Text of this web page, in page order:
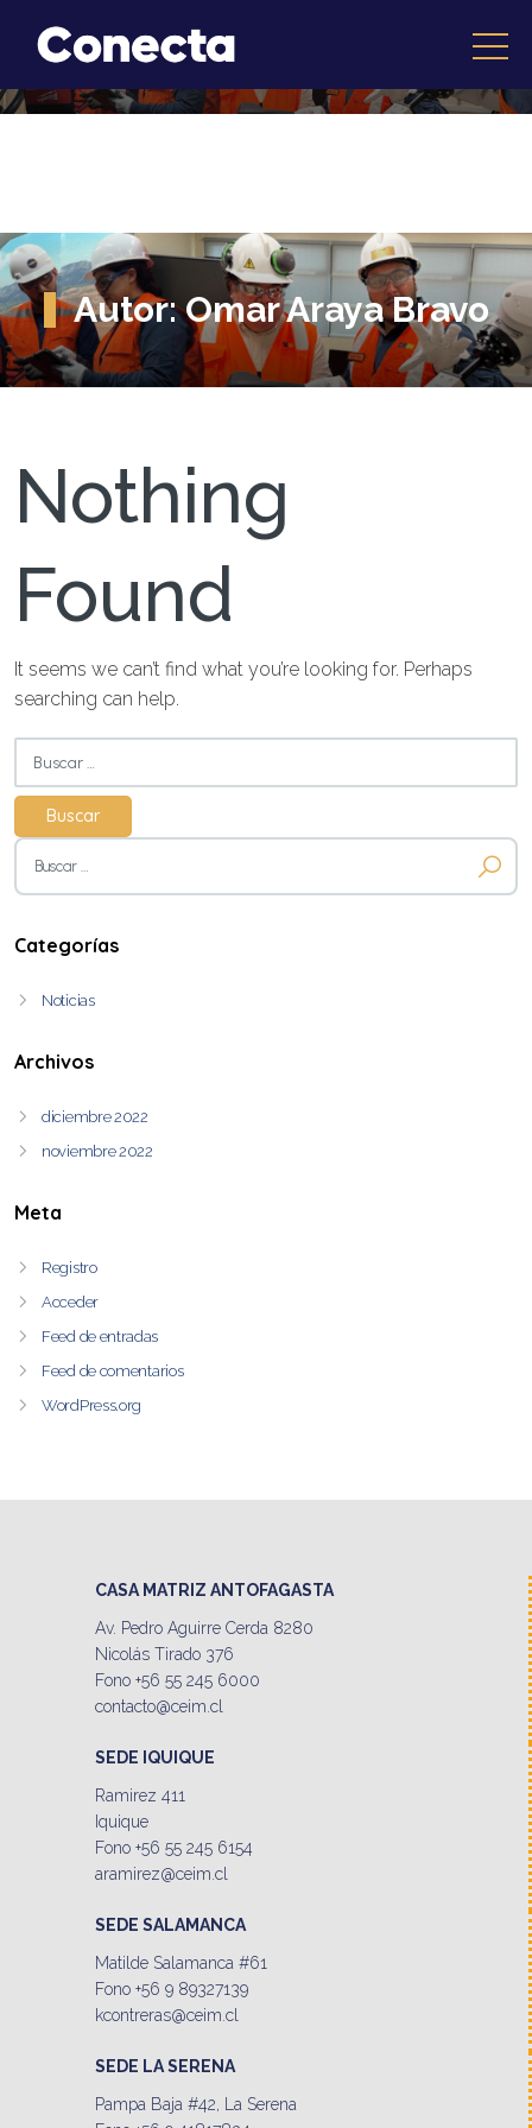
Autor:Omar Araya Bravo
Nothing
Found
It seems we can’t find what you’re looking for. Perhaps
searching can help.
Buscar:
Buscar:
Categorías
Noticias
Archivos
diciembre 2022
noviembre 2022
Meta
Registro
Acceder
Feed de entradas
Feed de comentarios
WordPress.org
CASA MATRIZ ANTOFAGASTA
Av. Pedro Aguirre Cerda 8280
Nicolás Tirado 376
Fono +56 55 245 6000
contacto@ceim.cl
SEDE IQUIQUE
Ramirez 411
Iquique
Fono +56 55 245 6154
aramirez@ceim.cl
SEDE SALAMANCA
Matilde Salamanca #61
Fono +56 9 89327139
kcontreras@ceim.cl
SEDE LA SERENA
Pampa Baja #42, La Serena